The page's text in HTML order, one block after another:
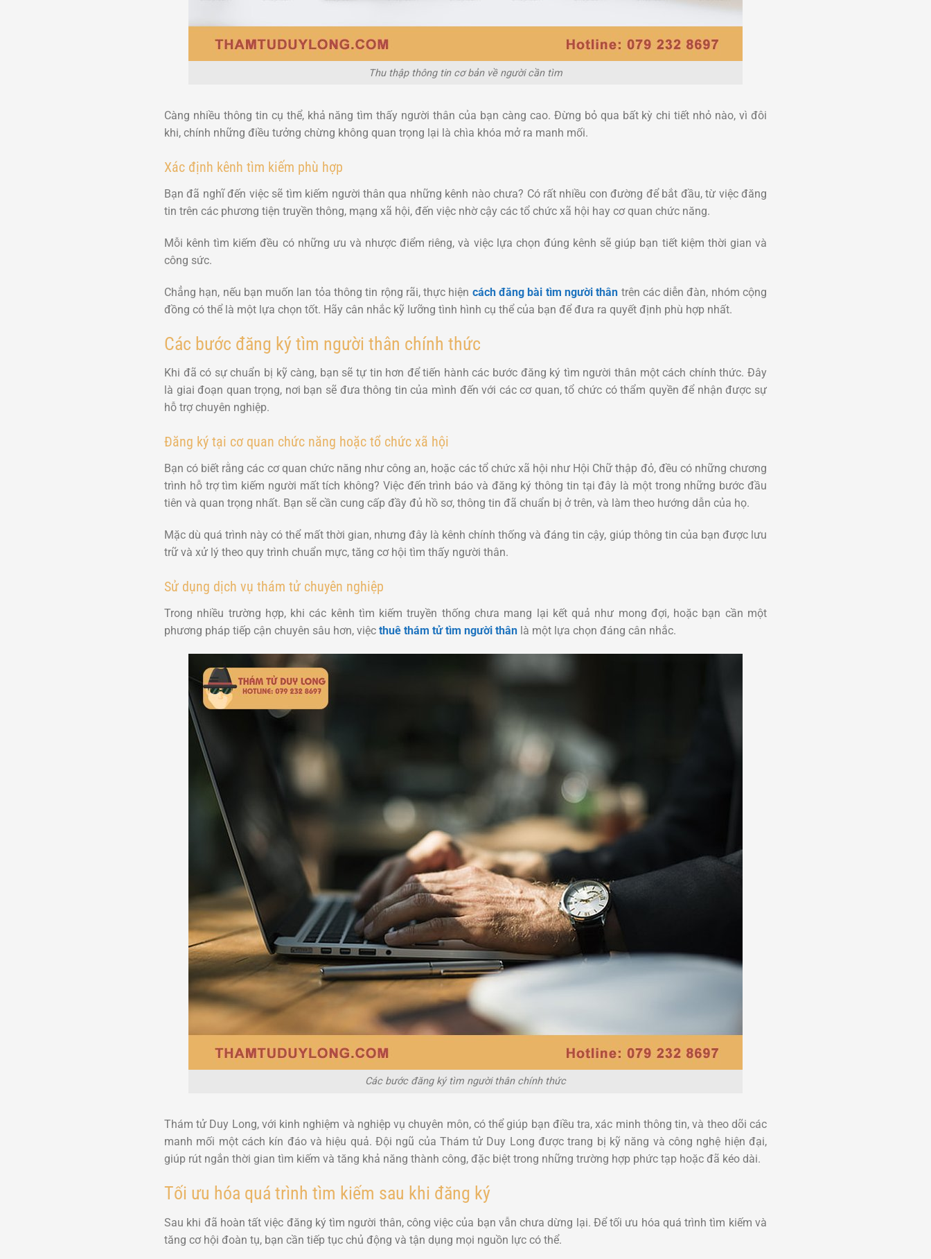
Thu thập thông tin cơ bản về người cần tìm
Càng nhiều thông tin cụ thể, khả năng tìm thấy người thân của bạn càng cao. Đừng bỏ qua bất kỳ chi tiết nhỏ nào, vì đôi
khi, chính những điều tưởng chừng không quan trọng lại là chìa khóa mở ra manh mối.
Xác định kênh tìm kiếm phù hợp
Bạn đã nghĩ đến việc sẽ tìm kiếm người thân qua những kênh nào chưa? Có rất nhiều con đường để bắt đầu, từ việc đăng
tin trên các phương tiện truyền thông, mạng xã hội, đến việc nhờ cậy các tổ chức xã hội hay cơ quan chức năng.
Mỗi kênh tìm kiếm đều có những ưu và nhược điểm riêng, và việc lựa chọn đúng kênh sẽ giúp bạn tiết kiệm thời gian và
công sức.
Chẳng hạn, nếu bạn muốn lan tỏa thông tin rộng rãi, thực hiện cách đăng bài tìm người thân trên các diễn đàn, nhóm cộng
đồng có thể là một lựa chọn tốt. Hãy cân nhắc kỹ lưỡng tình hình cụ thể của bạn để đưa ra quyết định phù hợp nhất.
Các bước đăng ký tìm người thân chính thức
Khi đã có sự chuẩn bị kỹ càng, bạn sẽ tự tin hơn để tiến hành các bước đăng ký tìm người thân một cách chính thức. Đây
là giai đoạn quan trọng, nơi bạn sẽ đưa thông tin của mình đến với các cơ quan, tổ chức có thẩm quyền để nhận được sự
hỗ trợ chuyên nghiệp.
Đăng ký tại cơ quan chức năng hoặc tổ chức xã hội
Bạn có biết rằng các cơ quan chức năng như công an, hoặc các tổ chức xã hội như Hội Chữ thập đỏ, đều có những chương
trình hỗ trợ tìm kiếm người mất tích không? Việc đến trình báo và đăng ký thông tin tại đây là một trong những bước đầu
tiên và quan trọng nhất. Bạn sẽ cần cung cấp đầy đủ hồ sơ, thông tin đã chuẩn bị ở trên, và làm theo hướng dẫn của họ.
Mặc dù quá trình này có thể mất thời gian, nhưng đây là kênh chính thống và đáng tin cậy, giúp thông tin của bạn được lưu
trữ và xử lý theo quy trình chuẩn mực, tăng cơ hội tìm thấy người thân.
Sử dụng dịch vụ thám tử chuyên nghiệp
Trong nhiều trường hợp, khi các kênh tìm kiếm truyền thống chưa mang lại kết quả như mong đợi, hoặc bạn cần một
phương pháp tiếp cận chuyên sâu hơn, việc thuê thám tử tìm người thân là một lựa chọn đáng cân nhắc.
Các bước đăng ký tìm người thân chính thức
Thám tử Duy Long, với kinh nghiệm và nghiệp vụ chuyên môn, có thể giúp bạn điều tra, xác minh thông tin, và theo dõi các
manh mối một cách kín đáo và hiệu quả. Đội ngũ của Thám tử Duy Long được trang bị kỹ năng và công nghệ hiện đại,
giúp rút ngắn thời gian tìm kiếm và tăng khả năng thành công, đặc biệt trong những trường hợp phức tạp hoặc đã kéo dài.
Tối ưu hóa quá trình tìm kiếm sau khi đăng ký
Sau khi đã hoàn tất việc đăng ký tìm người thân, công việc của bạn vẫn chưa dừng lại. Để tối ưu hóa quá trình tìm kiếm và
tăng cơ hội đoàn tụ, bạn cần tiếp tục chủ động và tận dụng mọi nguồn lực có thể.